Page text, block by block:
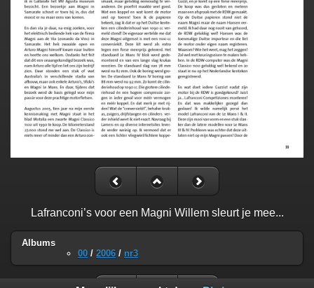
Lafranconi’s voor een Magni Willem sleurt je mee...
Albums
00 / 2006 / nr3